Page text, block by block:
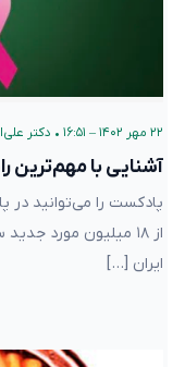
۲۲ مهر ۱۴۰۲ – ۱۶:۵۱ • دکتر
آشنایی با مهم‌ترین
پادکست را می‌توانید
از ۱۸ میلیون مورد
ایران […]